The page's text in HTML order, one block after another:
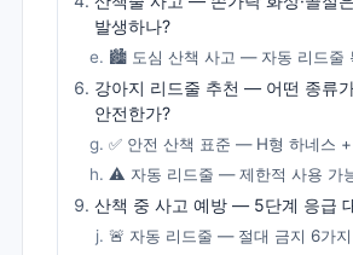
발생하나?
🏙️ 도심 산책 사고 — 자동 리드줄
강아지 리드줄 추천 — 어떤 종류
안전한가?
✅ 안전 산책 표준 — H형 하네스
⚠️ 자동 리드줄 — 제한적 사용 가
산책 중 사고 예방 — 5단계 응급
🚨 자동 리드줄 — 절대 금지 6가지